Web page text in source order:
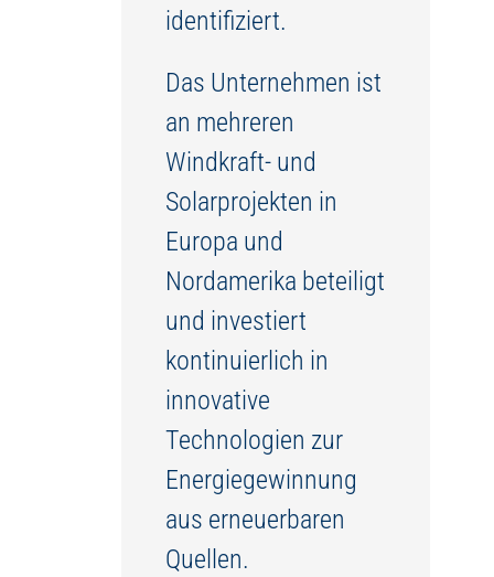
identifiziert.
Das Unternehmen ist
an mehreren
Windkraft- und
Solarprojekten in
Europa und
Nordamerika beteiligt
und investiert
kontinuierlich in
innovative
Technologien zur
Energiegewinnung
aus erneuerbaren
Quellen.